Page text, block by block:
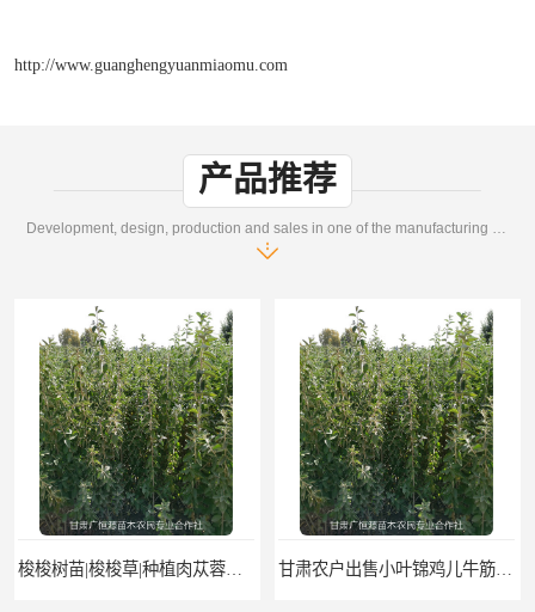
http://www.guanghengyuanmiaomu.com
产品推荐